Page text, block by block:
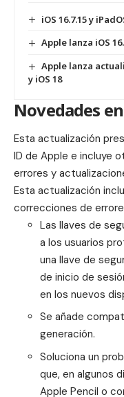
iOS 16.7.15 y
Apple lanza iOS
Apple lanza
y iOS 18
Novedades
Esta actualización
ID de Apple e incluye
errores y
Esta actualización
correcciones de
Las llaves de
a los usuarios
una llave de
de inicio de
en los nuevos
Se añade
generación.
Soluciona un
que, en algunos
Apple Pencil o